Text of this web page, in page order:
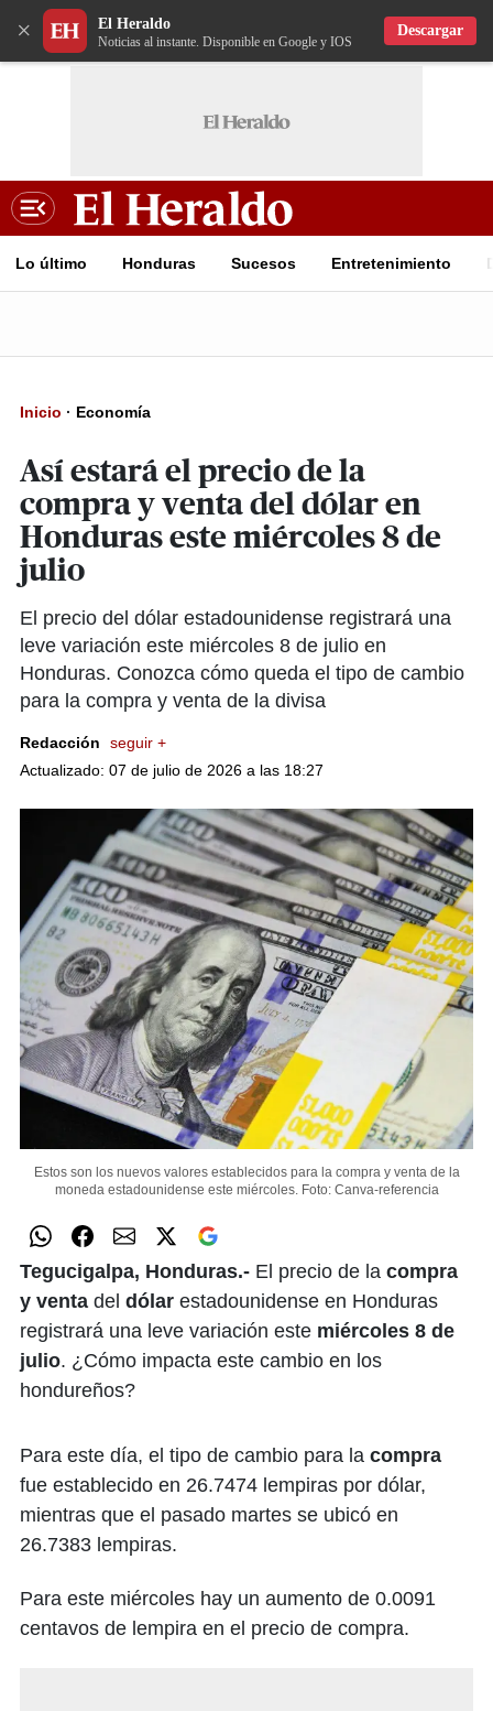
× El Heraldo
Noticias al instante. Disponible en Google y IOS
Descargar
Lo último Honduras Sucesos Entretenimiento
Inicio · Economía
Así estará el precio de la
compra y venta del dólar en
Honduras este miércoles 8 de
julio
El precio del dólar estadounidense registrará una
leve variación este miércoles 8 de julio en
Honduras. Conozca cómo queda el tipo de cambio
para la compra y venta de la divisa
Redacción
seguir +
Actualizado: 07 de julio de 2026 a las 18:27
Estos son los nuevos valores establecidos para la compra y venta de la
moneda estadounidense este miércoles. Foto: Canva-referencia
Tegucigalpa, Honduras.- El precio de la compra
y venta del dólar estadounidense en Honduras
registrará una leve variación este miércoles 8 de
julio. ¿Cómo impacta este cambio en los
hondureños?
Para este día, el tipo de cambio para la compra
fue establecido en 26.7474 lempiras por dólar,
mientras que el pasado martes se ubicó en
26.7383 lempiras.
Para este miércoles hay un aumento de 0.0091
centavos de lempira en el precio de compra.